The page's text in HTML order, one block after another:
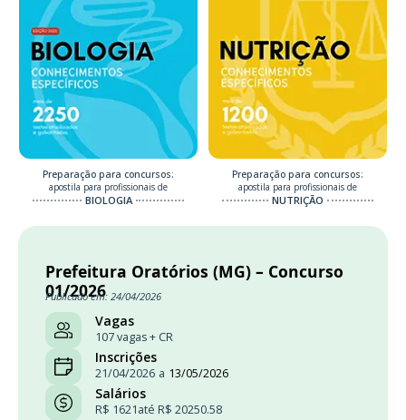
Preparação para concursos:
apostila para profissionais de
BIOLOGIA
Preparação para concursos:
apostila para profissionais de
NUTRIÇÃO
Prefeitura Oratórios (MG) – Concurso
01/2026
Publicado em: 24/04/2026
Vagas
107 vagas + CR
Inscrições
21/04/2026 a 13/05/2026
Salários
R$ 1621até R$ 20250.58